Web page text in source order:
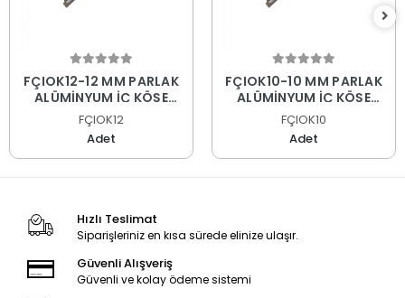
FÇIOK12-12 MM PARLAK
ALÜMİNYUM İÇ KÖŞE
PROFİLİ
FÇIOK12
Adet
FÇIOK10-10 MM PARLAK
ALÜMİNYUM İÇ KÖŞE
PROFİLİ
FÇIOK10
Adet
Hızlı Teslimat
Siparişleriniz en kısa sürede elinize ulaşır.
Güvenli Alışveriş
Güvenli ve kolay ödeme sistemi